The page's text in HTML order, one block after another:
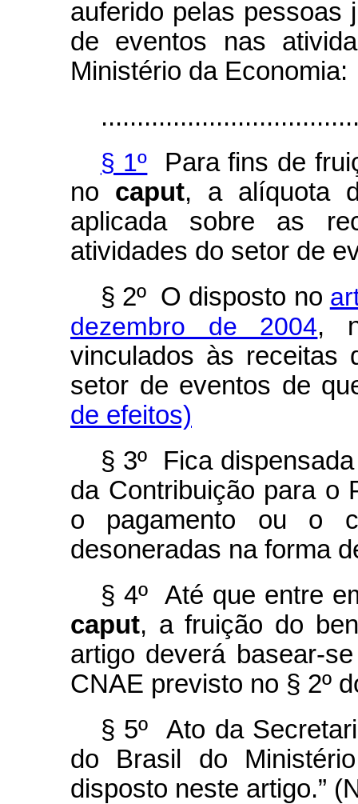
auferido pelas pessoas
de eventos nas
Ministério da Economia:
§ 1º Para fins de
no caput, a alíquota
aplicada sobre as
atividades do setor de
§ 2º O disposto no
dezembro de 2004,
vinculados às receitas
setor de eventos de
de efeitos)
§ 3º Fica
da Contribuição para o
o pagamento ou o
desoneradas na forma
§ 4º Até que entre
caput, a fruição do
artigo deverá basear-
CNAE previsto no § 2º
§ 5º Ato da
do Brasil do
disposto neste artigo.”